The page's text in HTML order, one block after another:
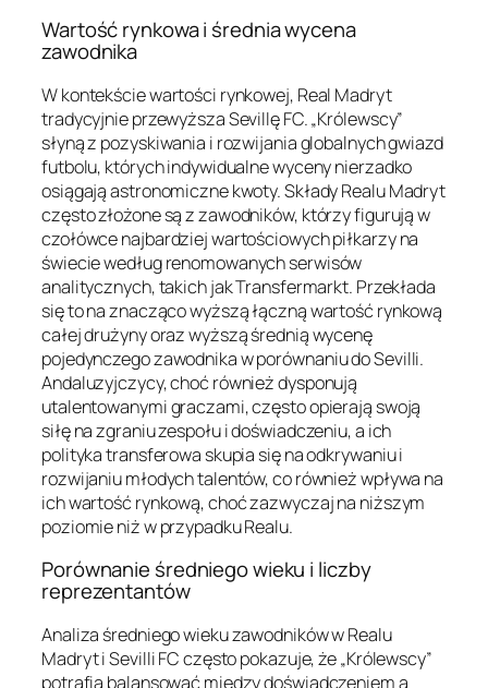
Wartość rynkowa i średnia wycena
zawodnika
W kontekście wartości rynkowej, Real Madryt
tradycyjnie przewyższa Sevillę FC. „Królewscy”
słyną z pozyskiwania i rozwijania globalnych gwiazd
futbolu, których indywidualne wyceny nierzadko
osiągają astronomiczne kwoty. Składy Realu Madryt
często złożone są z zawodników, którzy figurują w
czołówce najbardziej wartościowych piłkarzy na
świecie według renomowanych serwisów
analitycznych, takich jak Transfermarkt. Przekłada
się to na znacząco wyższą łączną wartość rynkową
całej drużyny oraz wyższą średnią wycenę
pojedynczego zawodnika w porównaniu do Sevilli.
Andaluzyjczycy, choć również dysponują
utalentowanymi graczami, często opierają swoją
siłę na zgraniu zespołu i doświadczeniu, a ich
polityka transferowa skupia się na odkrywaniu i
rozwijaniu młodych talentów, co również wpływa na
ich wartość rynkową, choć zazwyczaj na niższym
poziomie niż w przypadku Realu.
Porównanie średniego wieku i liczby
reprezentantów
Analiza średniego wieku zawodników w Realu
Madryt i Sevilli FC często pokazuje, że „Królewscy”
potrafią balansować między doświadczeniem a